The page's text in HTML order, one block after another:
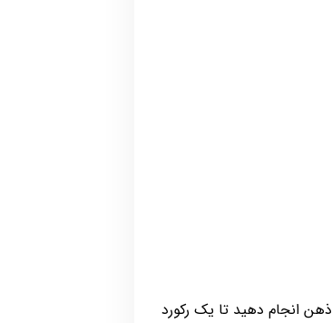
انجام دهید تا یک رکورد